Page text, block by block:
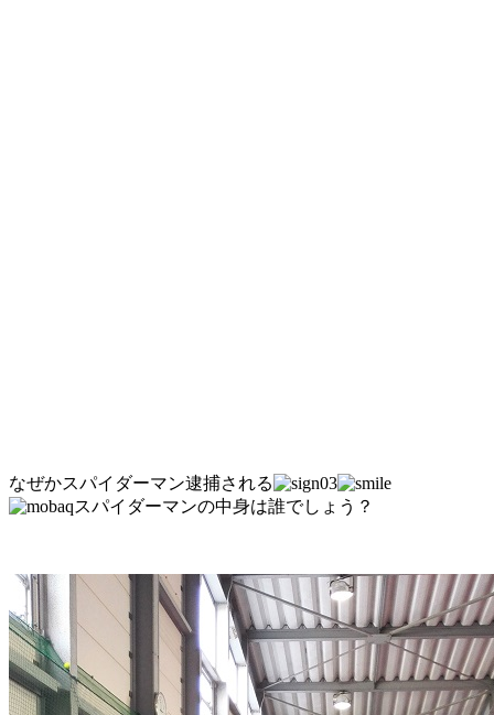
なぜかスパイダーマン逮捕される
スパイダーマンの中身は誰でしょう？